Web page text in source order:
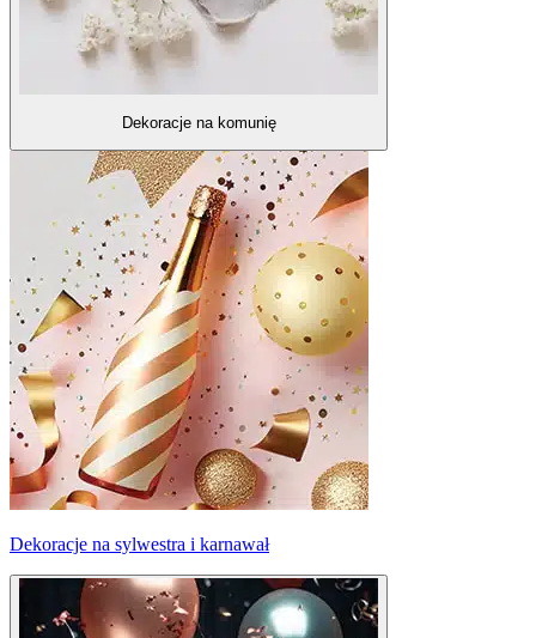
Dekoracje na komunię
Dekoracje na sylwestra i karnawał